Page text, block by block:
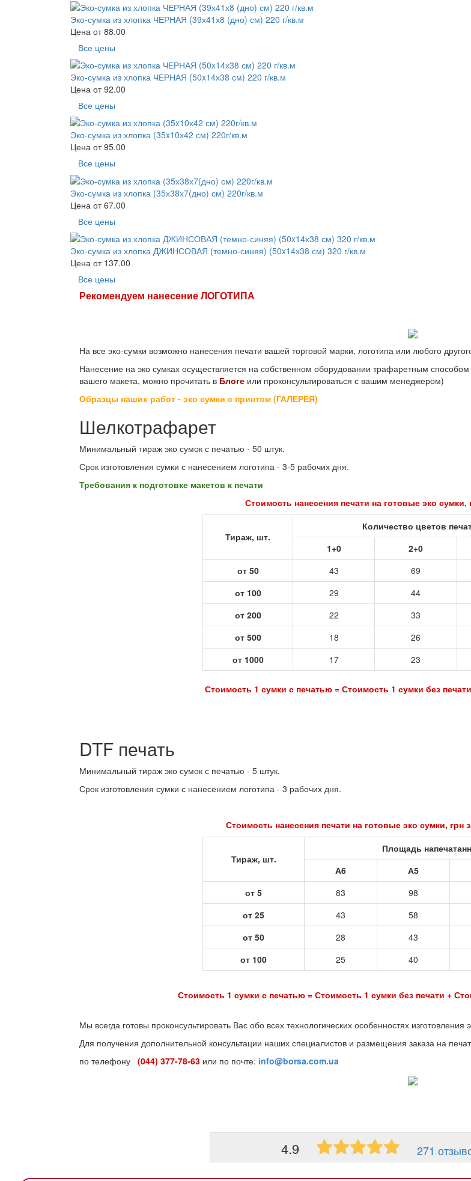
Эко-сумка из хлопка ЧЕРНАЯ (39х41х8 (дно) см) 220 г/кв.м
Цена от88.00
Все цены
Эко-сумка из хлопка ЧЕРНАЯ (50x14х38 см) 220 г/кв.м
Цена от92.00
Все цены
Эко-сумка из хлопка (35x10х42 см) 220г/кв.м
Цена от95.00
Все цены
Эко-сумка из хлопка (35х38х7(дно) см) 220г/кв.м
Цена от67.00
Все цены
Эко-сумка из хлопка ДЖИНСОВАЯ (темно-синяя) (50x14х38 см) 320 г/кв.м
Цена от 137.00
Все цены
Рекомендуем нанесение ЛОГОТИПА
На все эко-сумки возможно нанесения печати вашей торговой марки, логотипа или любого
Нанесение на эко сумках осуществляется на собственном оборудовании трафаретным
вашего макета, можно прочитать в Блоге или проконсультироваться с вашим менеджером)
Образцы наших работ - эко сумки с принтом (ГАЛЕРЕЯ)
Шелкотрафарет
Минимальный тираж эко сумок с печатью - 50 штук.
Срок изготовления сумки с нанесением логотипа - 3-5 рабочих дня.
Требования к подготовке макетов к печати
Стоимость нанесения печати на готовые эко сумки,
Тираж, шт.
Количество цветов
1+0
2+0
от 50
43 69
от 100
29 44
от 200
22 33
от 500
18 26
от 1000
17 23
Стоимость 1 сумки с печатью = Стоимость 1 сумки без
DTF печать
Минимальный тираж эко сумок с печатью - 5 штук.
Срок изготовления сумки с нанесением логотипа - 3 рабочих дня.
Стоимость нанесения печати на готовые эко сумки, грн
Тираж, шт.
Площадь
А6
А5
от 5
83 98
от 25
43 58
от 50
28 43
от 100
25 40
Стоимость 1 сумки с печатью = Стоимость 1 сумки без печати +
Мы всегда готовы проконсультировать Вас обо всех технологических особенностях изготовления
Для получения дополнительной консультации наших специалистов и размещения заказа на
по телефону (044) 377-78-63 или по почте: info@borsa.com.ua
4.9 271